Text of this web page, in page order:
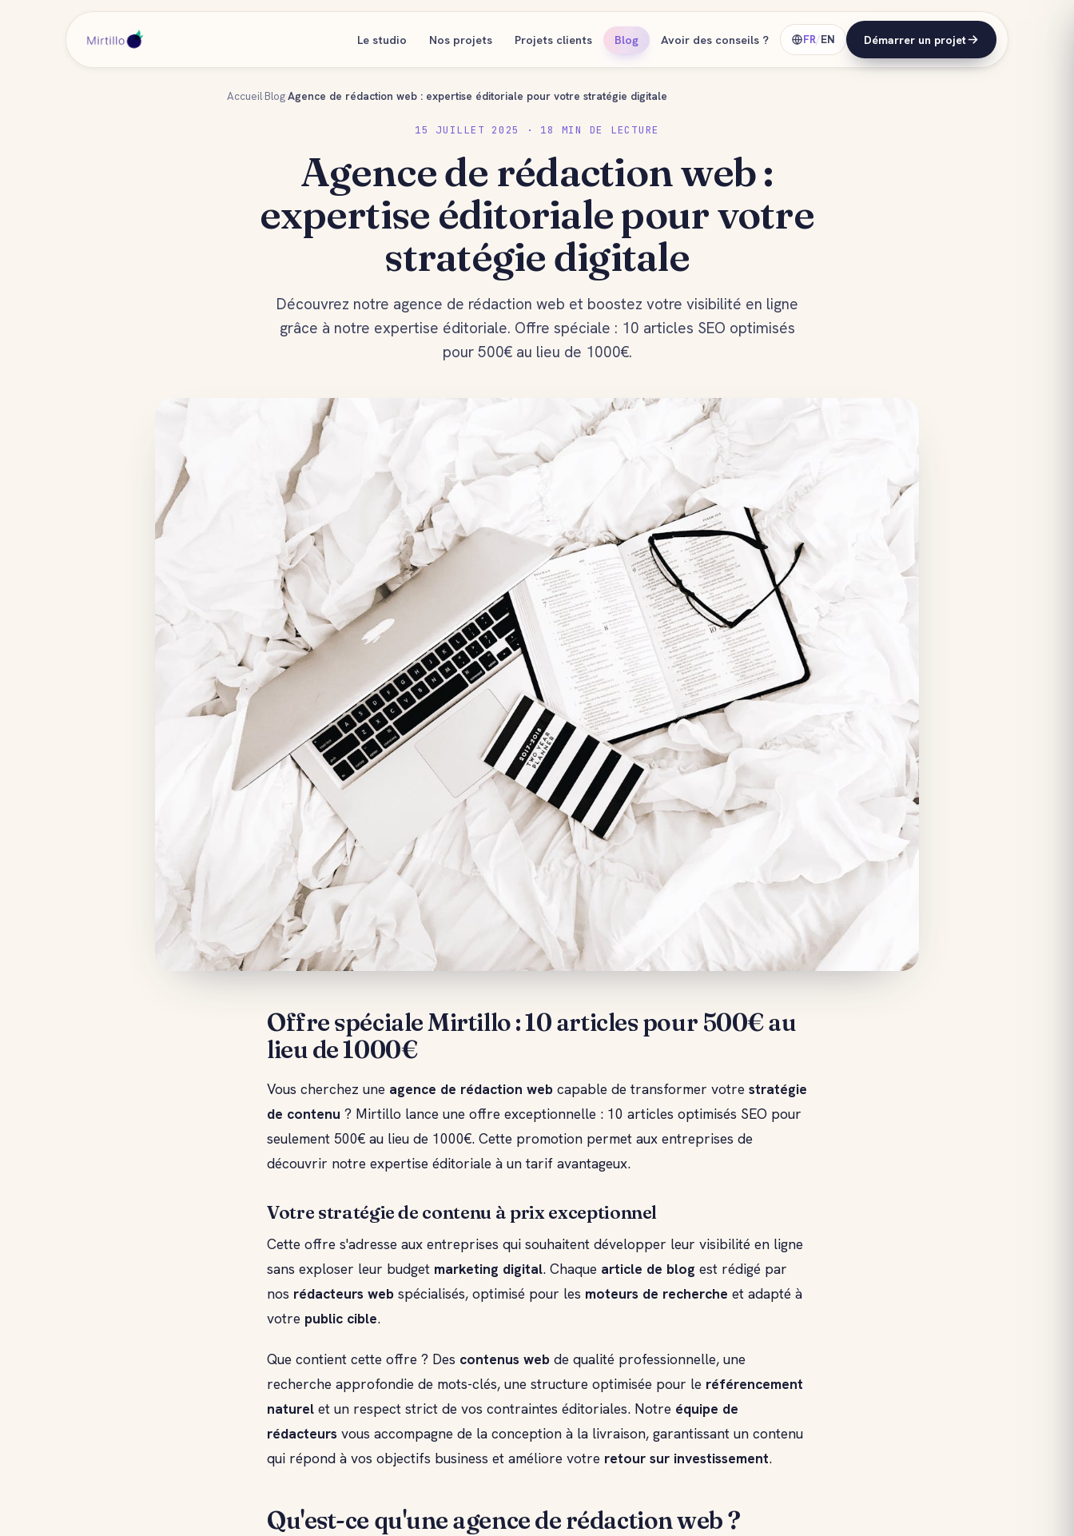
Le studio Nos projets Projets clients Blog Avoir des conseils ? FR/EN Démarrer un projet
Accueil BlogAgence de rédaction web : expertise éditoriale pour votre stratégie digitale
15 JUILLET 2025 · 18 MIN DE LECTURE
Agence de rédaction web :
expertise éditoriale pour votre
stratégie digitale
Découvrez notre agence de rédaction web et boostez votre visibilité en ligne
grâce à notre expertise éditoriale. Offre spéciale : 10 articles SEO optimisés
pour 500€ au lieu de 1000€.
Offre spéciale Mirtillo : 10 articles pour 500€ au
lieu de 1000€
Vous cherchez une agence de rédaction web capable de transformer votre stratégie
de contenu ? Mirtillo lance une offre exceptionnelle : 10 articles optimisés SEO pour
seulement 500€ au lieu de 1000€. Cette promotion permet aux entreprises de
découvrir notre expertise éditoriale à un tarif avantageux.
Votre stratégie de contenu à prix exceptionnel
Cette offre s'adresse aux entreprises qui souhaitent développer leur visibilité en ligne
sans exploser leur budget marketing digital. Chaque article de blog est rédigé par
nos rédacteurs web spécialisés, optimisé pour les moteurs de recherche et adapté à
votre public cible.
Que contient cette offre ? Des contenus web de qualité professionnelle, une
recherche approfondie de mots-clés, une structure optimisée pour le référencement
naturel et un respect strict de vos contraintes éditoriales. Notre équipe de
rédacteurs vous accompagne de la conception à la livraison, garantissant un contenu
qui répond à vos objectifs business et améliore votre retour sur investissement.
Qu'est-ce qu'une agence de rédaction web ?